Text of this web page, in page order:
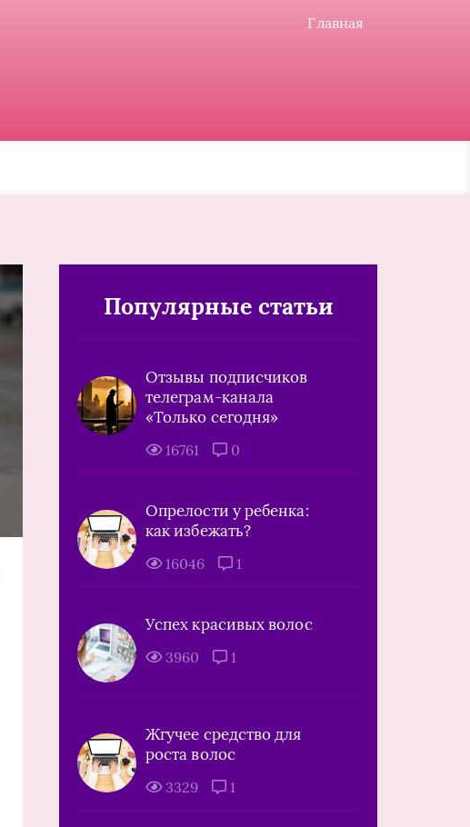
Главная
Популярные статьи
Отзывы подписчиков
телеграм-канала
«Только сегодня»
16761 0
Опрелости у ребенка:
как избежать?
16046 1
Успех красивых волос
3960 1
Жгучее средство для
роста волос
3329 1